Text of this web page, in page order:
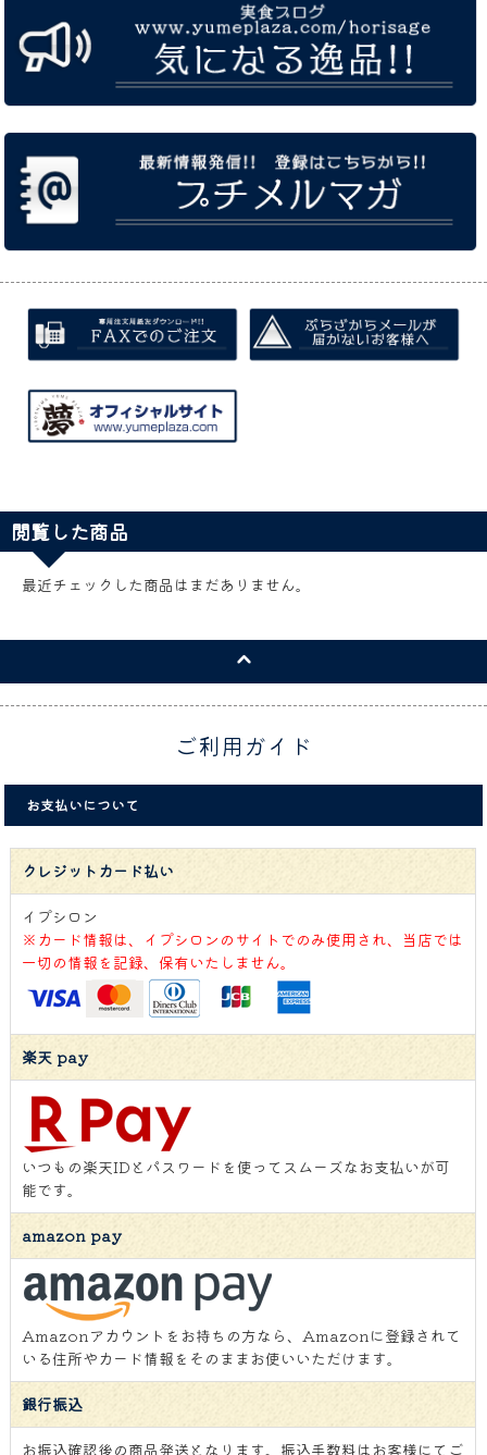
閲覧した商品
最近チェックした商品はまだありません。
ご利用ガイド
お支払いについて
クレジットカード払い
イプシロン
※カード情報は、イプシロンのサイトでのみ使用され、当店では
一切の情報を記録、保有いたしません。
楽天 pay
いつもの楽天IDとパスワードを使ってスムーズなお支払いが可
能です。
amazon pay
Amazonアカウントをお持ちの方なら、Amazonに登録されて
いる住所やカード情報をそのままお使いいただけます。
銀行振込
お振込確認後の商品発送となります。振込手数料はお客様にてご